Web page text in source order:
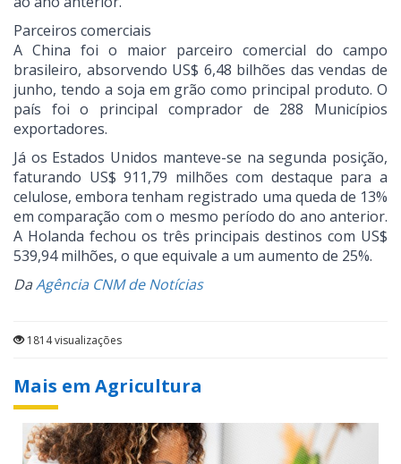
Parceiros comerciais
A China foi o maior parceiro comercial do campo
brasileiro, absorvendo US$ 6,48 bilhões das vendas de
junho, tendo a soja em grão como principal produto. O
país foi o principal comprador de 288 Municípios
exportadores.
Já os Estados Unidos manteve-se na segunda posição,
faturando US$ 911,79 milhões com destaque para a
celulose, embora tenham registrado uma queda de 13%
em comparação com o mesmo período do ano anterior.
A Holanda fechou os três principais destinos com US$
539,94 milhões, o que equivale a um aumento de 25%.
DaAgência CNM de Notícias
1814 visualizações
Mais em Agricultura